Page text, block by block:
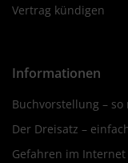
Vertrag kündigen
Informationen
Buchvorstellung – so
Der Dreisatz –
Gefahren im